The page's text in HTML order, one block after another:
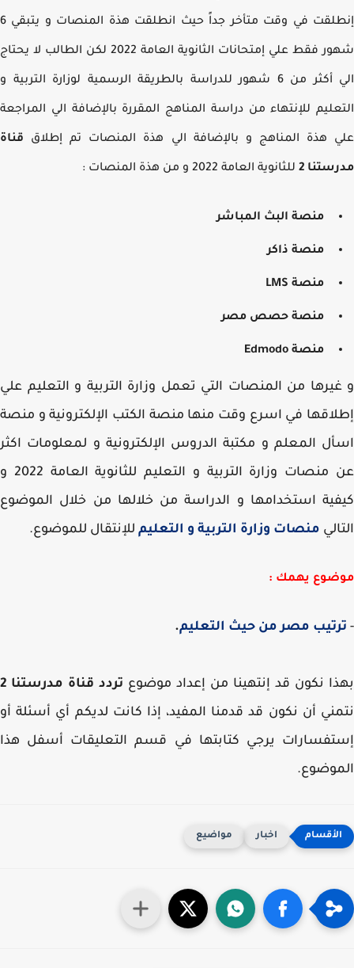
إنطلقت في وقت متأخر جداً حيث انطلقت هذة المنصات و يتبقي 6
شهور فقط علي إمتحانات الثانوية العامة 2022 لكن الطالب لا يحتاج
الي أكثر من 6 شهور للدراسة بالطريقة الرسمية لوزارة التربية و
للإنتهاء من دراسة المناهج المقررة بالإضافة الي المراجعة
هذة المناهج و بالإضافة الي هذة المنصات تم إطلاققناة
2 للثانوية العامة 2022 و من هذة المنصات :
منصة البث المباشر
منصة ذاكر
منصة LMS
منصة حصص مصر
منصة Edmodo
من المنصات التي تعمل وزارة التربية و التعليم علي
في اسرع وقت منها منصة الكتب الإلكترونية و منصة
المعلم و مكتبة الدروس الإلكترونية و لمعلومات اكثر
عن منصات وزارة التربية و التعليم للثانوية العامة 2022 و
استخدامها و الدراسة من خلالها من خلال الموضوع
منصات وزارة التربية و التعليمللإنتقال للموضوع.
يهمك :
مصر من حيث التعليم.
نكون قد إنتهينا من إعداد موضوعتردد قناة مدرستنا 2
أن نكون قد قدمنا المفيد، إذا كانت لديكم أي أسئلة أو
يرجي كتابتها في قسم التعليقات أسفل هذا
اخبار مواضيع